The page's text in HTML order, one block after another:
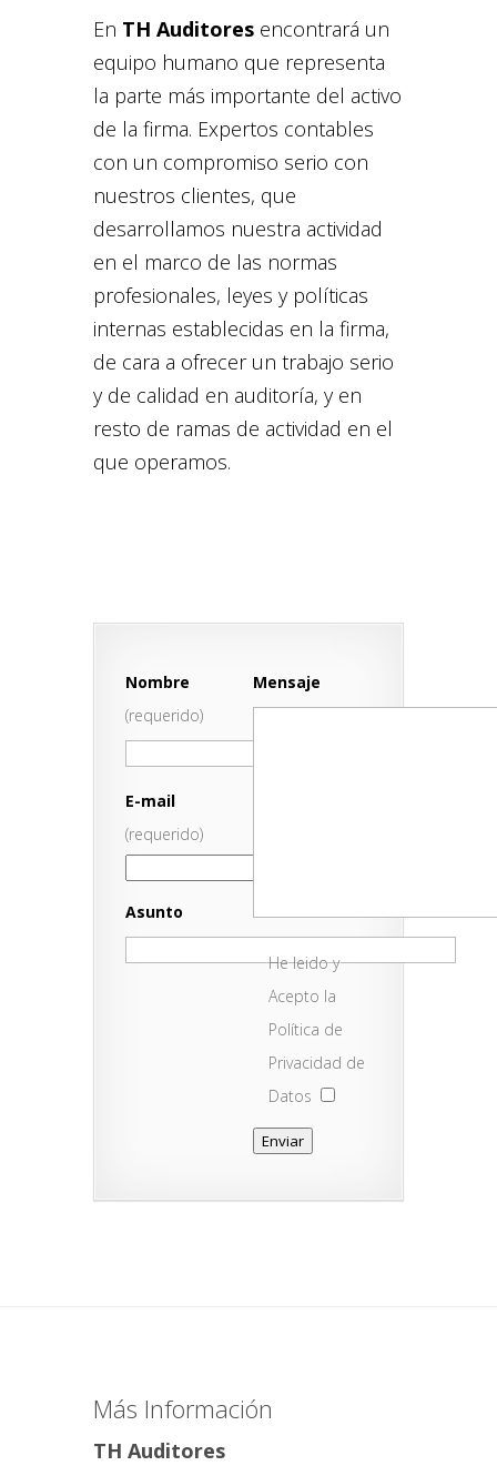
En TH Auditores encontrará un
equipo humano que representa
la parte más importante del activo
de la firma. Expertos contables
con un compromiso serio con
nuestros clientes, que
desarrollamos nuestra actividad
en el marco de las normas
profesionales, leyes y políticas
internas establecidas en la firma,
de cara a ofrecer un trabajo serio
y de calidad en auditoría, y en
resto de ramas de actividad en el
que operamos.
Nombre
(requerido)
E-mail
(requerido)
Asunto
Mensaje
He leido y
Acepto la
Política de
Privacidad de
Datos
Más Información
TH Auditores